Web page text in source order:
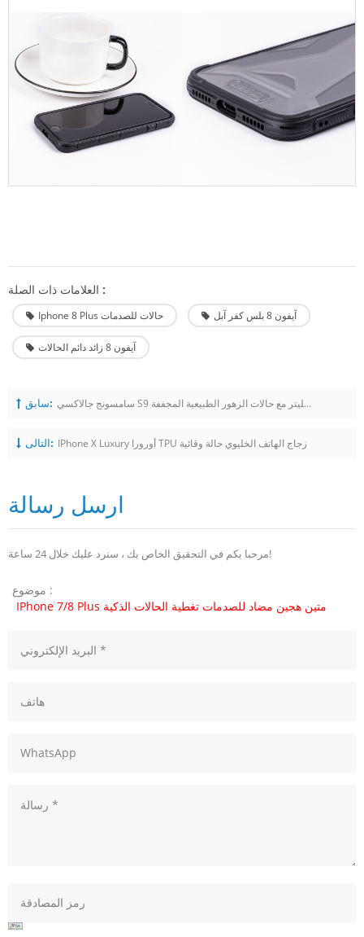
العلامات ذات الصلة :
Iphone 8 Plus حالات للصدمات آيفون 8 بلس كفر آبل
آيفون 8 زائد دائم الحالات
سابق: سامسونج جالاكسي S9 بلس فاخر جليتر مع حالات الزهور الطبيعية المجففة
التالى: IPhone X Luxury أورورا TPU زجاج الهاتف الخليوي حالة وقائية
ارسل رسالة
مرحبا بكم في التحقيق الخاص بك ، سنرد عليك خلال 24 ساعة!
موضوع :
IPhone 7/8 Plus متين هجين مضاد للصدمات تغطية الحالات الذكية